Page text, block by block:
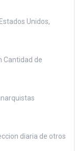
Unidos,
Cantidad de
diaria de otros